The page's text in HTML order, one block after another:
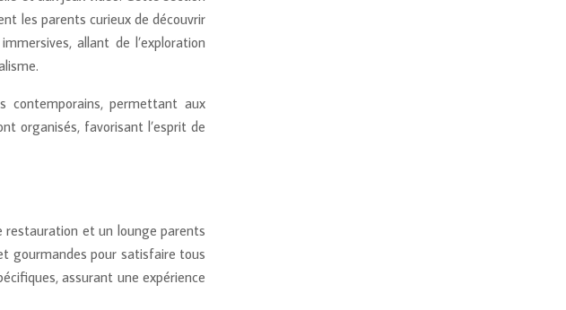
les parents curieux de découvrir
allant de l’exploration
permettant aux
organisés, favorisant l’esprit de
restauration et un lounge parents
gourmandes pour satisfaire tous
assurant une expérience